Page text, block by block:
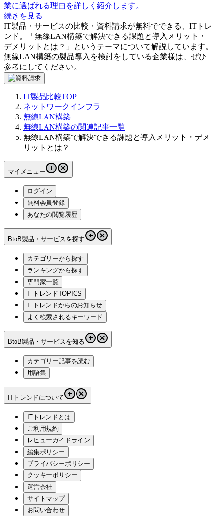
業に選ばれる理由を詳しく紹介します。
続きを見る
IT製品・サービスの比較・資料請求が無料でできる、ITトレ
ンド。「 無線LAN構築で解決できる課題と導入メリット・
デメリットとは？ 」というテーマについて解説しています。
無線LAN構築の製品導入を検討をしている企業様は、ぜひ
参考にしてください。
IT製品比較TOP
ネットワークインフラ
無線LAN構築
無線LAN構築の関連記事一覧
無線LAN構築で解決できる課題と導入メリット・デメ
リットとは？
マイメニュー
ログイン
無料会員登録
あなたの閲覧履歴
BtoB製品・サービスを探す
カテゴリーから探す
ランキングから探す
専門家一覧
ITトレンドTOPICS
ITトレンドからのお知らせ
よく検索されるキーワード
BtoB製品・サービスを知る
カテゴリー記事を読む
用語集
ITトレンドについて
ITトレンドとは
ご利用規約
レビューガイドライン
編集ポリシー
プライバシーポリシー
クッキーポリシー
運営会社
サイトマップ
お問い合わせ